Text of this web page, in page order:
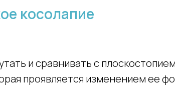
косолапие
и сравнивать с
проявляется изменением ее